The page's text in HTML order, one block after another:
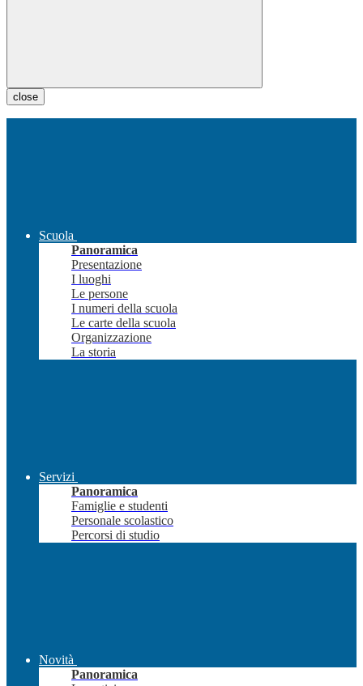
close
Scuola
Panoramica
Presentazione
I luoghi
Le persone
I numeri della scuola
Le carte della scuola
Organizzazione
La storia
Servizi
Panoramica
Famiglie e studenti
Personale scolastico
Percorsi di studio
Novità
Panoramica